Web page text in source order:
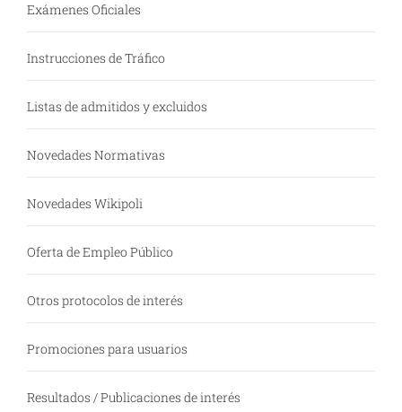
Exámenes Oficiales
Instrucciones de Tráfico
Listas de admitidos y excluidos
Novedades Normativas
Novedades Wikipoli
Oferta de Empleo Público
Otros protocolos de interés
Promociones para usuarios
Resultados / Publicaciones de interés